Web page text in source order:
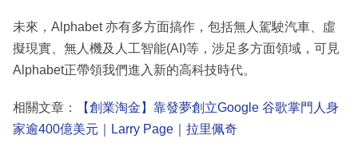
未來，Alphabet 亦有多方面搞作，包括無人駕駛汽車、虛
擬現實、無人機及人工智能(AI)等，涉足多方面領域，可見
Alphabet正帶領我們進入新的高科技時代。
相關文章：
【創業淘金】靠發夢創立Google 谷歌掌門人身
家逾400億美元｜Larry Page｜拉里佩奇